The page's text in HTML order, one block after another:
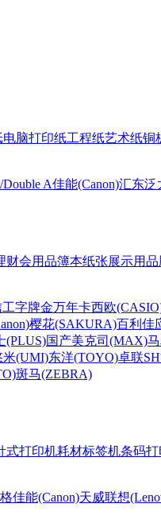
电脑打印纸工程纸艺术纸铜
A佳能(Canon)汇东泛
财会用品簿本纸张展示用品
工字牌金万年卡西欧
樱花(SAKURA)百利佳
(PLUS)国产美克司(MAX)
米(UMI)东洋(TOYO)卓联SH
斑马(ZEBRA)
式打印机耗材标签机条码
佳能(Canon)天威联想